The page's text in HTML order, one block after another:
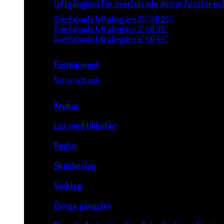
Lyftgångjärn för överfalsade dörrar fönster
Överfalsade lyftgångjärn 2¼" till 2¾"
Överfalsade lyftgångjärn 3" till 3½"
Överfalsade lyftgångjärn 4" till 4½"
Fästelement
Skruv och spik
Krokar
Lås med tillbehör
Reglar
Skåpbeslag
Verktyg
Övriga gångjärn